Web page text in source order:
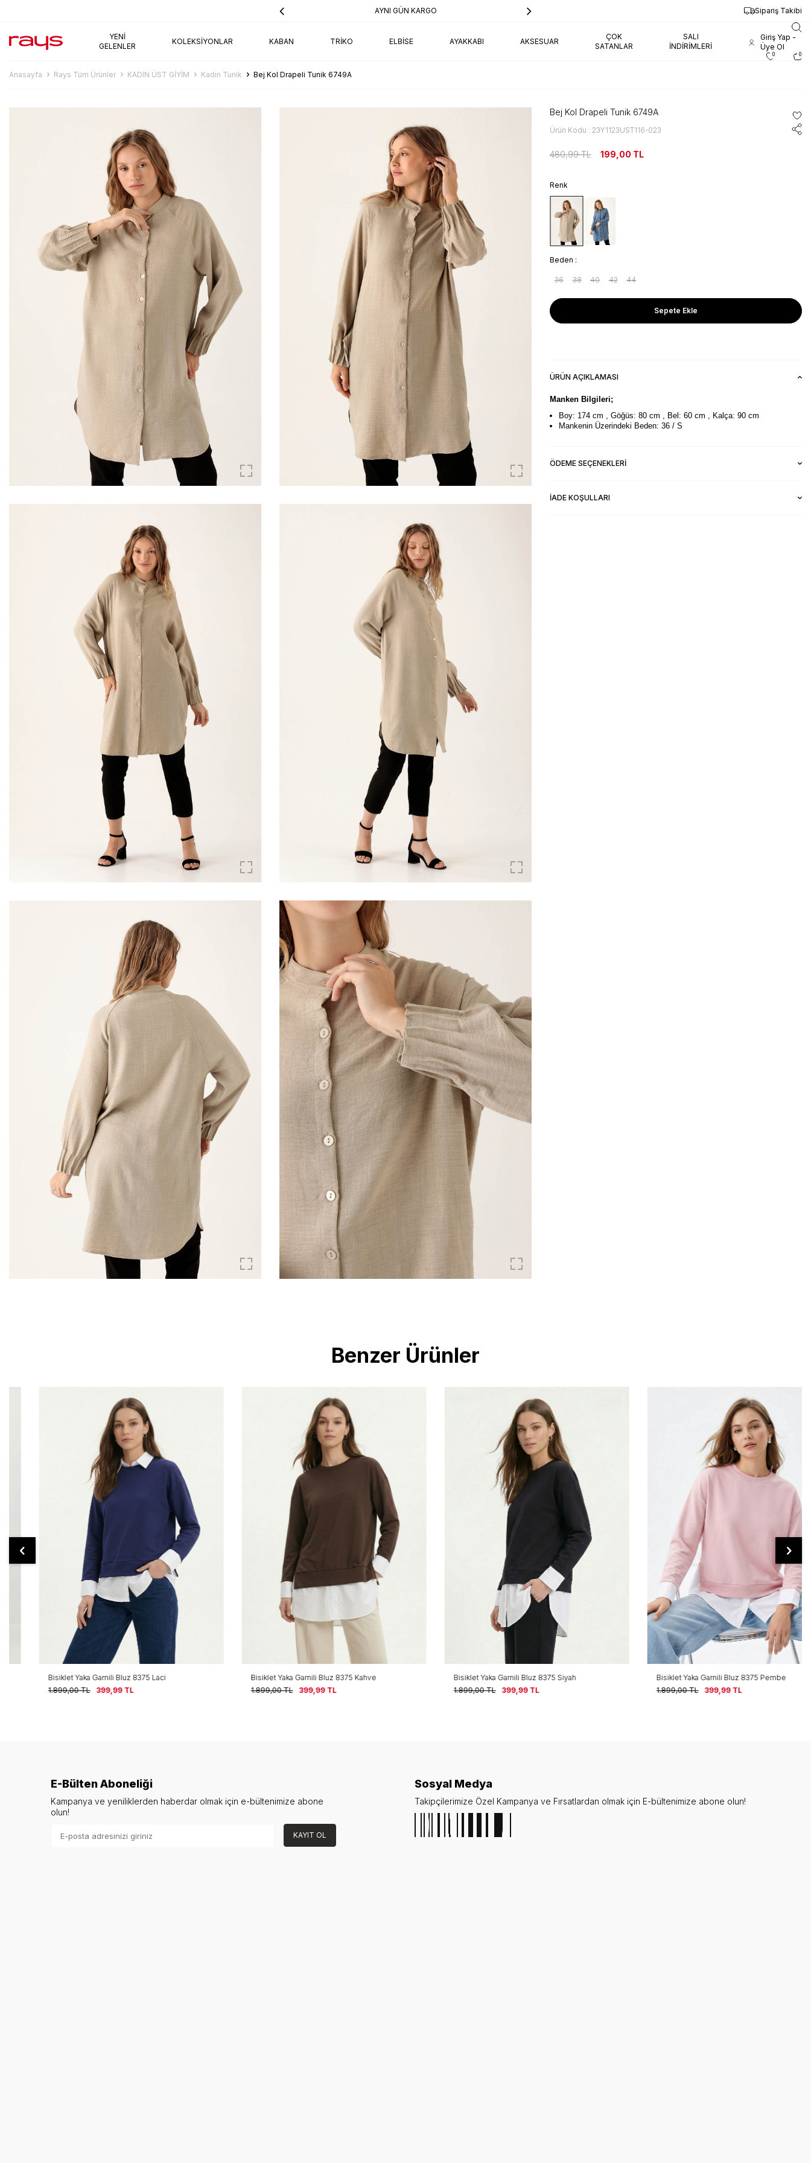
AYNI GÜN KARGO Sipariş Takibi
YENI
GELENLER
KOLEKSIYONLAR KABAN TRIKO ELBISE AYAKKABI AKSESUAR
ÇOK
SATANLAR
SALI
İNDIRIMLERI
Giriş Yap -
Üye Ol
0 0
Anasayfa Rays Tüm Ürünler KADIN ÜST GİYİM Kadın Tunik Bej Kol Drapeli Tunik 6749A
Bej Kol Drapeli Tunik 6749A
Ürün Kodu : 23Y1123UST116-023
480,99TL 199,00 TL
Renk
Beden :
36 38 40 42 44
Sepete Ekle
ÜRÜN AÇIKLAMASI
Manken Bilgileri;
Boy: 174 cm , Göğüs: 80 cm , Bel: 60 cm , Kalça: 90 cm
Mankenin Üzerindeki Beden: 36 / S
ÖDEME SEÇENEKLERI
İADE KOŞULLARI
Benzer Ürünler
Bisiklet Yaka Garnili Bluz 8375 Laci
1.899,00TL 399,99 TL
Bisiklet Yaka Garnili Bluz 8375 Kahve
1.899,00TL 399,99 TL
Bisiklet Yaka Garnili Bluz 8375 Siyah
1.899,00TL 399,99 TL
Bisiklet Yaka Garnili Bluz 8375 Pembe
1.899,00TL 399,99 TL
E-Bülten Aboneliği
Kampanya ve yeniliklerden haberdar olmak için e-bültenimize abone
olun!
KAYIT OL
Sosyal Medya
Takipçilerimize Özel Kampanya ve Fırsatlardan olmak için E-bültenimize abone olun!